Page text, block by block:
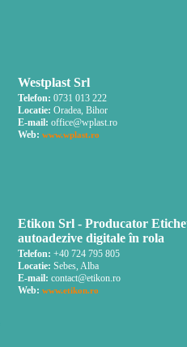
Westplast Srl
Telefon: 0731 013 222
Locatie: Oradea, Bihor
E-mail: office@wplast.ro
Web: www.wplast.ro
Etikon Srl - Producator
autoadezive digitale în rola
Telefon: +40 724 795 805
Locatie: Sebes, Alba
E-mail: contact@etikon.ro
Web: www.etikon.ro